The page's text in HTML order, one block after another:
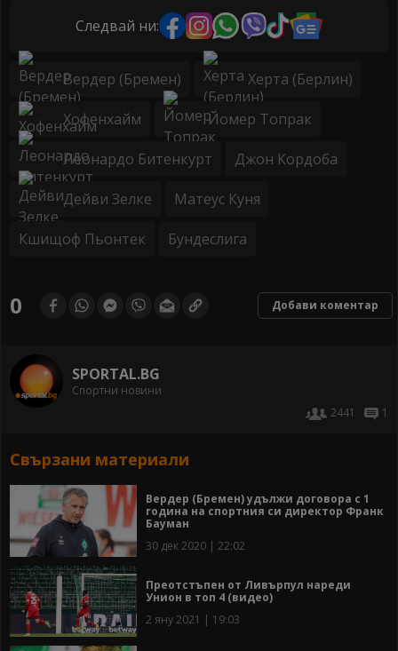
Следвай ни:
Вердер (Бремен) Херта (Берлин)
Хофенхайм Йомер Топрак
Леонардо Битенкурт Джон Кордоба
Дейви Зелке Матеус Куня
Кшищоф Пьонтек Бундеслига
0 Добави коментар
SPORTAL.BG
Спортни новини
2441
1
Свързани материали
Bердер (Бремен) удължи договора с 1
година на спортния си директор Франк
Бауман
30 дек 2020 | 22:02
Преотстъпен от Ливърпул нареди
Унион в топ 4 (видео)
2 яну 2021 | 19:03